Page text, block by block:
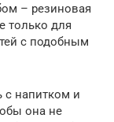
– резиновая
только для
с подобным
с напитком и
она не